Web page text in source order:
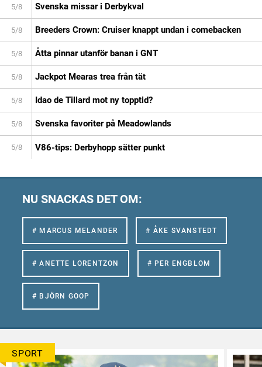
5/8 Svenska missar i Derbykval
5/8 Breeders Crown: Cruiser knappt undan i comebacken
5/8 Åtta pinnar utanför banan i GNT
5/8 Jackpot Mearas trea från tät
5/8 Idao de Tillard mot ny topptid?
5/8 Svenska favoriter på Meadowlands
5/8 V86-tips: Derbyhopp sätter punkt
NU SNACKAS DET OM:
# MARCUS MELANDER # ÅKE SVANSTEDT
# ANETTE LORENTZON # PER ENGBLOM
# BJÖRN GOOP
SPORT